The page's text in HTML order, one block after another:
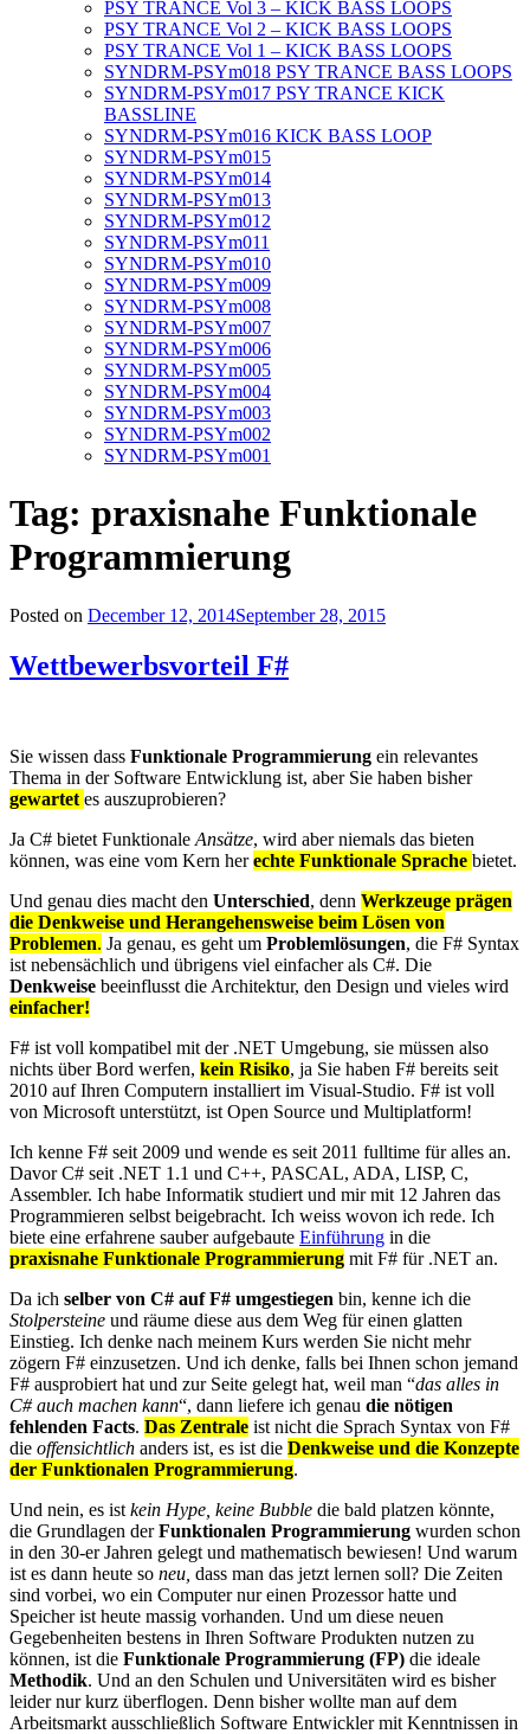
PSY TRANCE Vol 3 – KICK BASS LOOPS
PSY TRANCE Vol 2 – KICK BASS LOOPS
PSY TRANCE Vol 1 – KICK BASS LOOPS
SYNDRM-PSYm018 PSY TRANCE BASS LOOPS
SYNDRM-PSYm017 PSY TRANCE KICK
BASSLINE
SYNDRM-PSYm016 KICK BASS LOOP
SYNDRM-PSYm015
SYNDRM-PSYm014
SYNDRM-PSYm013
SYNDRM-PSYm012
SYNDRM-PSYm011
SYNDRM-PSYm010
SYNDRM-PSYm009
SYNDRM-PSYm008
SYNDRM-PSYm007
SYNDRM-PSYm006
SYNDRM-PSYm005
SYNDRM-PSYm004
SYNDRM-PSYm003
SYNDRM-PSYm002
SYNDRM-PSYm001
Tag: praxisnahe Funktionale
Programmierung
Posted on December 12, 2014September 28, 2015
Wettbewerbsvorteil F#
Sie wissen dass Funktionale Programmierung ein relevantes
Thema in der Software Entwicklung ist, aber Sie haben bisher
gewartet es auszuprobieren?
Ja C# bietet Funktionale Ansätze, wird aber niemals das bieten
können, was eine vom Kern herechte Funktionale Sprache bietet.
Und genau dies macht den Unterschied, denn Werkzeuge prägen
die Denkweise und Herangehensweise beim Lösen von
Problemen. Ja genau, es geht um Problemlösungen, die F# Syntax
ist nebensächlich und übrigens viel einfacher als C#. Die
Denkweise beeinflusst die Architektur, den Design und vieles wird
einfacher!
F# ist voll kompatibel mit der .NET Umgebung, sie müssen also
nichts über Bord werfen, kein Risiko, ja Sie haben F# bereits seit
2010 auf Ihren Computern installiert im Visual-Studio. F# ist voll
von Microsoft unterstützt, ist Open Source und Multiplatform!
Ich kenne F# seit 2009 und wende es seit 2011 fulltime für alles an.
Davor C# seit .NET 1.1 und C++, PASCAL, ADA, LISP, C,
Assembler. Ich habe Informatik studiert und mir mit 12 Jahren das
Programmieren selbst beigebracht. Ich weiss wovon ich rede. Ich
biete eine erfahrene sauber aufgebaute Einführung in die
praxisnahe Funktionale Programmierung mit F# für .NET an.
Da ich selber von C# auf F# umgestiegen bin, kenne ich die
Stolpersteine und räume diese aus dem Weg für einen glatten
Einstieg. Ich denke nach meinem Kurs werden Sie nicht mehr
zögern F# einzusetzen. Und ich denke, falls bei Ihnen schon jemand
F# ausprobiert hat und zur Seite gelegt hat, weil man “das alles in
C# auch machen kann“, dann liefere ich genau die nötigen
fehlenden Facts. Das Zentrale ist nicht die Sprach Syntax von F#
die offensichtlich anders ist, es ist die Denkweise und die Konzepte
der Funktionalen Programmierung.
Und nein, es ist kein Hype, keine Bubble die bald platzen könnte,
die Grundlagen derFunktionalen Programmierung wurden schon
in den 30-er Jahren gelegt und mathematisch bewiesen! Und warum
ist es dann heute so neu, dass man das jetzt lernen soll? Die Zeiten
sind vorbei, wo ein Computer nur einen Prozessor hatte und
Speicher ist heute massig vorhanden. Und um diese neuen
Gegebenheiten bestens in Ihren Software Produkten nutzen zu
können, ist die Funktionale Programmierung (FP) die ideale
Methodik. Und an den Schulen und Universitäten wird es bisher
leider nur kurz überflogen. Denn bisher wollte man auf dem
Arbeitsmarkt ausschließlich Software Entwickler mit Kenntnissen in